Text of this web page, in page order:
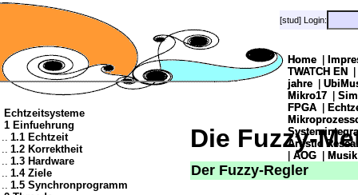
Home
TWATCH EN
jahre
Mikro17
FPGA
Artistic
AOG Musik
[stud] Login:
Echtzeitsysteme
1 Einfuehrung
.. 1.1 Echtzeit
.. 1.2 Korrektheit
.. 1.3 Hardware
.. 1.4 Ziele
.. 1.5 Synchronprogramm
Home
TWATCH EN
jahre
Mikro17
FPGA
Artistic
AOG Musik
[stud] Login:
Die Fuzzy-
Der Fuzzy-Regler